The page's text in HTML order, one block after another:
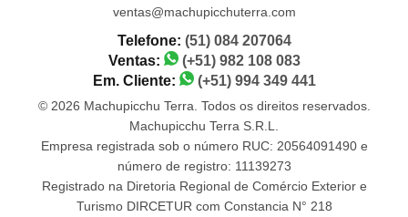
ventas@machupicchuterra.com
Telefone: (51) 084 207064
Ventas:
(+51) 982 108 083
Em. Cliente:
(+51) 994 349 441
© 2026 Machupicchu Terra. Todos os direitos reservados.
Machupicchu Terra S.R.L.
Empresa registrada sob o número RUC: 20564091490 e
número de registro: 11139273
Registrado na Diretoria Regional de Comércio Exterior e
Turismo DIRCETUR com Constancia N° 218